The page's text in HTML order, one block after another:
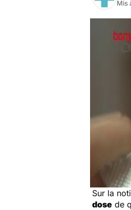
Mis
Sur la
dose de